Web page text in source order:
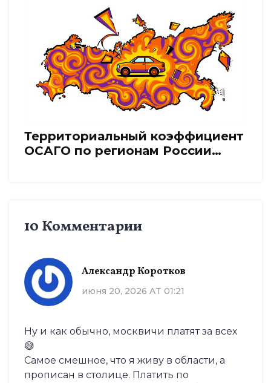
Территориальный коэффициент
ОСАГО по регионам России
10 Комментарии
Александр Коротков
июня 20, 2026 AT 01:21
Ну и как обычно, москвичи платят за всех
😅
Самое смешное, что я живу в области, а
прописан в столице. Платить по